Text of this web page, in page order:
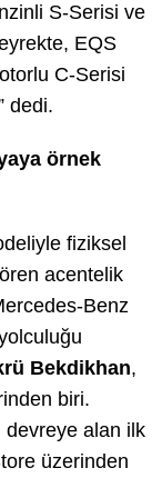
S-Serisi ve
EQS
C-Serisi
dedi.
örnek
fiziksel
acentelik
Benz
Bekdikhan,
biri.
devreye alan ilk
üzerinden